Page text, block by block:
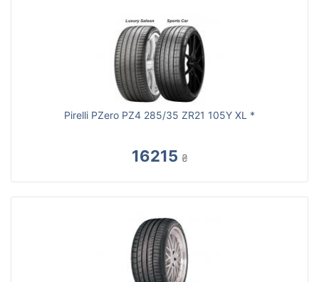
Pirelli PZero PZ4 285/35 ZR21 105Y XL *
16215 ₴